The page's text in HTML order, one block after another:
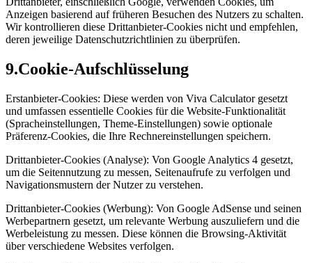
Anzeigen basierend auf früheren Besuchen des Nutzers zu schalten.
Wir kontrollieren diese Drittanbieter-Cookies nicht und empfehlen,
deren jeweilige Datenschutzrichtlinien zu überprüfen.
9.Cookie-Aufschlüsselung
Erstanbieter-Cookies: Diese werden von Viva Calculator gesetzt
und umfassen essentielle Cookies für die Website-Funktionalität
(Spracheinstellungen, Theme-Einstellungen) sowie optionale
Präferenz-Cookies, die Ihre Rechnereinstellungen speichern.
Drittanbieter-Cookies (Analyse): Von Google Analytics 4 gesetzt,
um die Seitennutzung zu messen, Seitenaufrufe zu verfolgen und
Navigationsmustern der Nutzer zu verstehen.
Drittanbieter-Cookies (Werbung): Von Google AdSense und seinen
Werbepartnern gesetzt, um relevante Werbung auszuliefern und die
Werbeleistung zu messen. Diese können die Browsing-Aktivität
über verschiedene Websites verfolgen.